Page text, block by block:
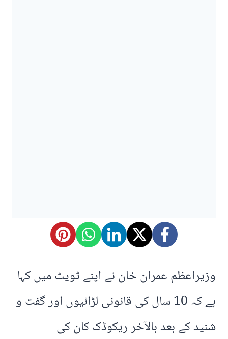
وزیراعظم عمران خان نے اپنے ٹویٹ میں کہا
ہے کہ 10 سال کی قانونی لڑائیوں اور گفت و
شنید کے بعد بالآخر ریکوڈک کان کی